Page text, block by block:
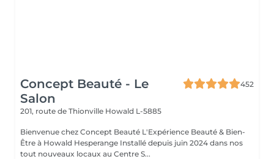
Concept Beauté - Le
Salon
452
201, route de Thionville Howald L-5885
Bienvenue chez Concept Beauté L'Expérience Beauté & Bien-
Être à Howald Hesperange Installé depuis juin 2024 dans nos
tout nouveaux locaux au Centre S...